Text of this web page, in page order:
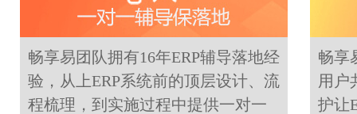
畅享易团队拥有16年ERP辅导落地经
验，从上ERP系统前的顶层设计、流
程梳理，到实施过程中提供一对一
畅享
用户
护让